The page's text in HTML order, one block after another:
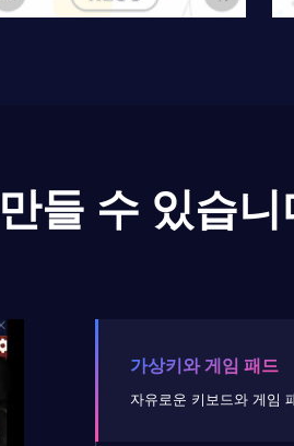
들 수 있습니
가상키와 게임 패드
자유로운 키보드와 게임